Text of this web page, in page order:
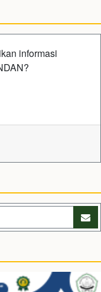
informasi